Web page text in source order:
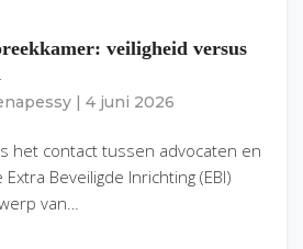
veiligheid versus
4 juni 2026
het contact tussen advocaten en
Beveiligde Inrichting (EBI)
van…